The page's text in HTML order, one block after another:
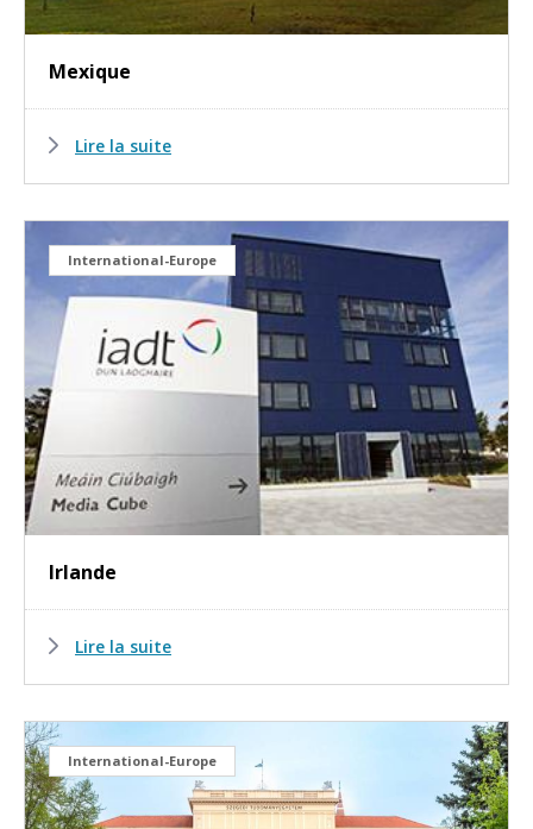
Mexique
Lire la suite
International-Europe
Irlande
Lire la suite
International-Europe